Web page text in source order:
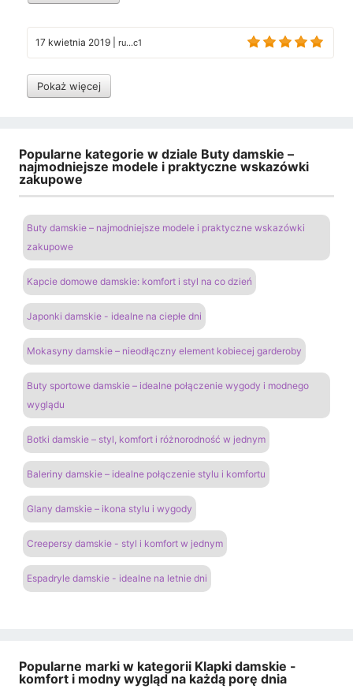
17 kwietnia 2019 ru...c1
Pokaż więcej
Popularne kategorie w dziale Buty damskie –
najmodniejsze modele i praktyczne wskazówki
zakupowe
Buty damskie – najmodniejsze modele i praktyczne wskazówki
zakupowe
Kapcie domowe damskie: komfort i styl na co dzień
Japonki damskie - idealne na ciepłe dni
Mokasyny damskie – nieodłączny element kobiecej garderoby
Buty sportowe damskie – idealne połączenie wygody i modnego
wyglądu
Botki damskie – styl, komfort i różnorodność w jednym
Baleriny damskie – idealne połączenie stylu i komfortu
Glany damskie – ikona stylu i wygody
Creepersy damskie - styl i komfort w jednym
Espadryle damskie - idealne na letnie dni
Popularne marki w kategorii Klapki damskie -
komfort i modny wygląd na każdą porę dnia